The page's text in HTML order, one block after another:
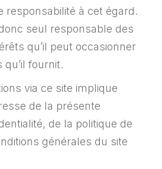
responsabilité à cet égard.
seul responsable des
qu’il peut occasionner
fournit.
via ce site implique
de la présente
de la politique de
générales du site